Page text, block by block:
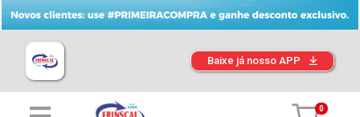
Baixe já nosso APP
0